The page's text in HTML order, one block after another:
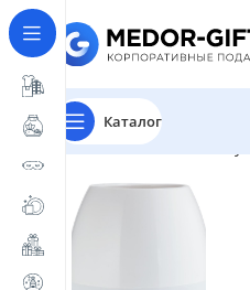
Каталог
Главная Магазин